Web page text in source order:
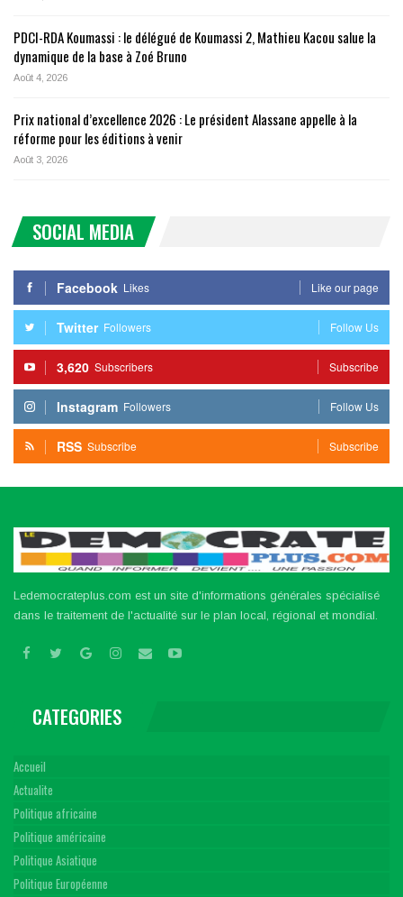
PDCI-RDA Koumassi : le délégué de Koumassi 2, Mathieu Kacou salue la
dynamique de la base à Zoé Bruno
Août 4, 2026
Prix national d’excellence 2026 : Le président Alassane appelle à la
réforme pour les éditions à venir
Août 3, 2026
SOCIAL MEDIA
Facebook Likes Like our page
Twitter Followers Follow Us
3,620 Subscribers Subscribe
Instagram Followers Follow Us
RSS Subscribe Subscribe
Ledemocrateplus.com est un site d'informations générales spécialisé
dans le traitement de l'actualité sur le plan local, régional et mondial.
CATEGORIES
Accueil
Actualite
Politique africaine
Politique américaine
Politique Asiatique
Politique Européenne